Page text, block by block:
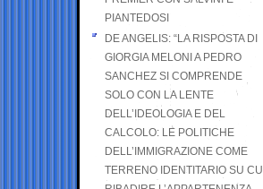
PIANTEDOSI
DE ANGELIS: “LA RISPOSTA DI
GIORGIA MELONI A PEDRO
SANCHEZ SI COMPRENDE
SOLO CON LA LENTE
DELL’IDEOLOGIA E DEL
CALCOLO: LE POLITICHE
DELL’IMMIGRAZIONE COME
TERRENO IDENTITARIO SU CUI